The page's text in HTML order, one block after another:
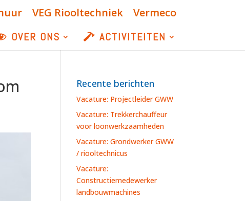
VEG Riooltechniek Vermeco
OVER ONS ACTIVITEITEN
Recente berichten
Vacature: Projectleider GWW
Vacature: Trekkerchauffeur
voor loonwerkzaamheden
Vacature: Grondwerker GWW
/ riooltechnicus
Vacature:
Constructiemedewerker
landbouwmachines